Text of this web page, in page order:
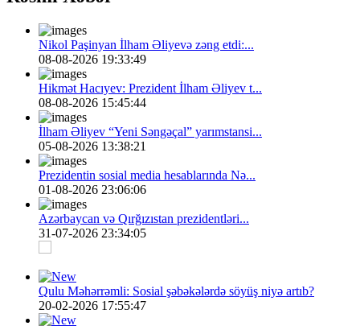
Nikol Paşinyan İlham Əliyevə zəng etdi:...
08-08-2026 19:33:49
Hikmət Hacıyev: Prezident İlham Əliyev t...
08-08-2026 15:45:44
İlham Əliyev “Yeni Səngəçal” yarımstansi...
05-08-2026 13:38:21
Prezidentin sosial media hesablarında Nə...
01-08-2026 23:06:06
Azərbaycan və Qırğızıstan prezidentləri...
31-07-2026 23:34:05
Qulu Məhərrəmli: Sosial şəbəkələrdə söyüş niyə artıb?
20-02-2026 17:55:47